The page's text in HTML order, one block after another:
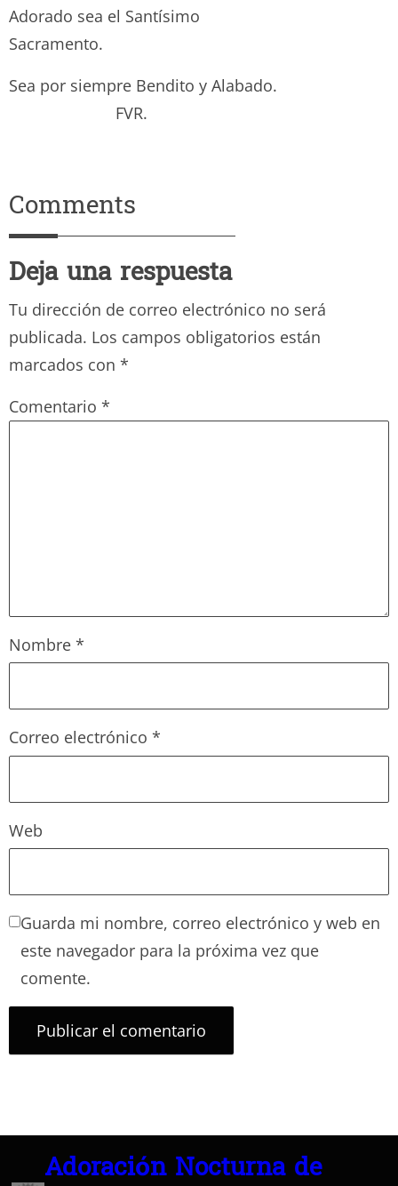
Adorado sea el Santísimo
Sacramento.
Sea por siempre Bendito y Alabado.
FVR.
Comments
Deja una respuesta
Tu dirección de correo electrónico no será
publicada. Los campos obligatorios están
marcados con *
Comentario *
Nombre *
Correo electrónico *
Web
Guarda mi nombre, correo electrónico y web en
este navegador para la próxima vez que
comente.
Adoración Nocturna de